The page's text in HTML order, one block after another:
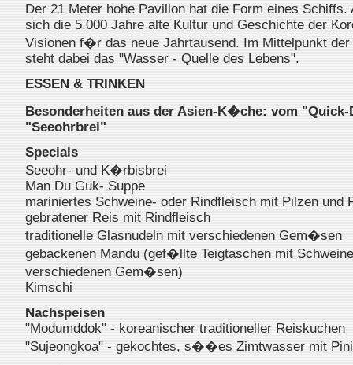
Der 21 Meter hohe Pavillon hat die Form eines Schiffs.
sich die 5.000 Jahre alte Kultur und Geschichte der
Visionen f�r das neue Jahrtausend. Im Mittelpunkt der
steht dabei das "Wasser - Quelle des Lebens".
ESSEN & TRINKEN
Besonderheiten aus der Asien-K�che: vom
"Seeohrbrei"
Specials
Seeohr- und K�rbisbrei
Man Du Guk- Suppe
mariniertes Schweine- oder Rindfleisch mit Pilzen und
gebratener Reis mit Rindfleisch
traditionelle Glasnudeln mit verschiedenen Gem�sen
gebackenen Mandu (gef�llte Teigtaschen mit
verschiedenen Gem�sen)
Kimschi
Nachspeisen
"Modumddok" - koreanischer traditioneller Reiskuchen
"Sujeongkoa" - gekochtes, s��es Zimtwasser mit